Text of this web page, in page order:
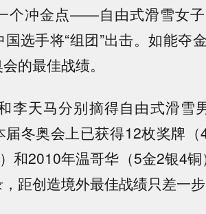
个冲金点——自由式滑雪女
选手将“组团”出击。如能夺
的最佳战绩。
天马分别摘得自由式滑雪
届冬奥会上已获得12枚奖牌
和2010年温哥华（5金2银4
距创造境外最佳战绩只差一步